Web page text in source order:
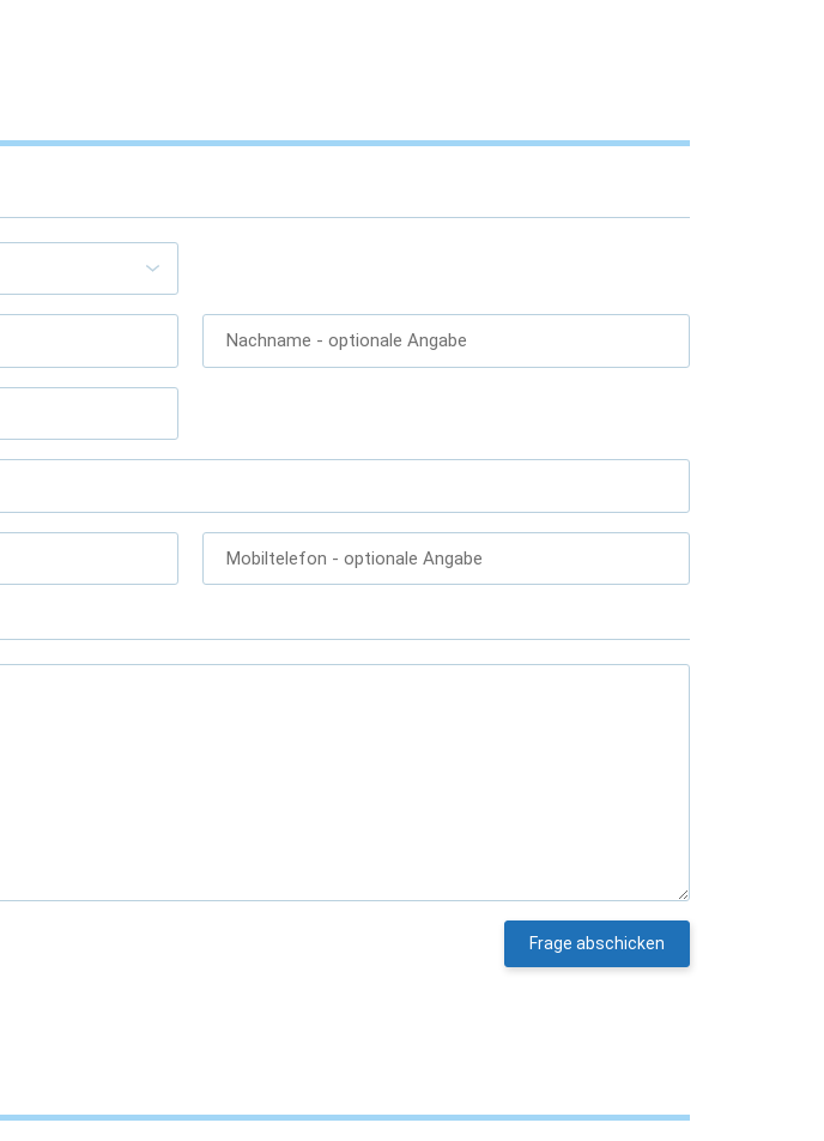
Nachname - optionale Angabe
Mobiltelefon - optionale Angabe
Frage abschicken